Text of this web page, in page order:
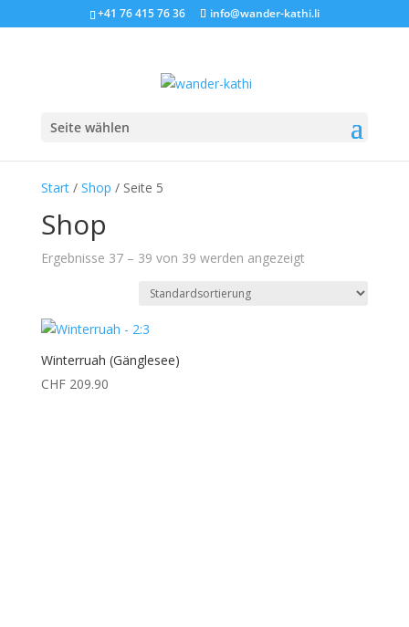
+41 76 415 76 36 info@wander-kathi.li
Seite wählen
Start/ Shop / Seite 5
Shop
Ergebnisse 37 – 39 von 39 werden angezeigt
Winterruah (Gänglesee)
CHF209.90